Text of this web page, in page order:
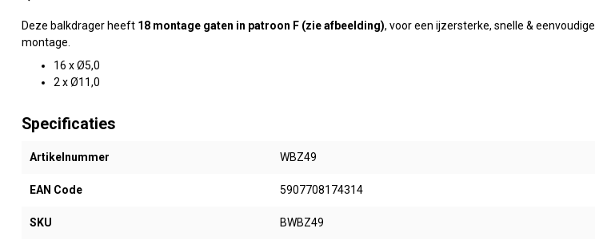
Deze balkdrager heeft 18 montage gaten in patroon F (zie afbeelding), voor een ijzersterke, snelle & eenvoudige
montage.
16 x Ø5,0
2 x Ø11,0
Specificaties
Artikelnummer WBZ49
EAN Code 5907708174314
SKU BWBZ49